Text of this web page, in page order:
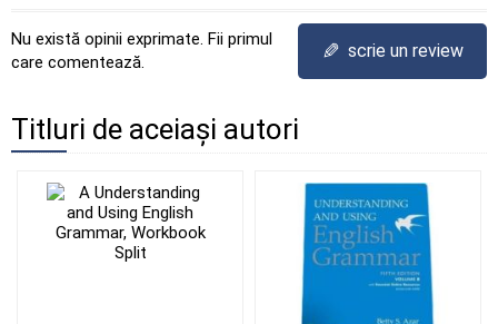
Nu există opinii exprimate. Fii primul
care comentează.
✎ scrie un review
Titluri de aceiași autori